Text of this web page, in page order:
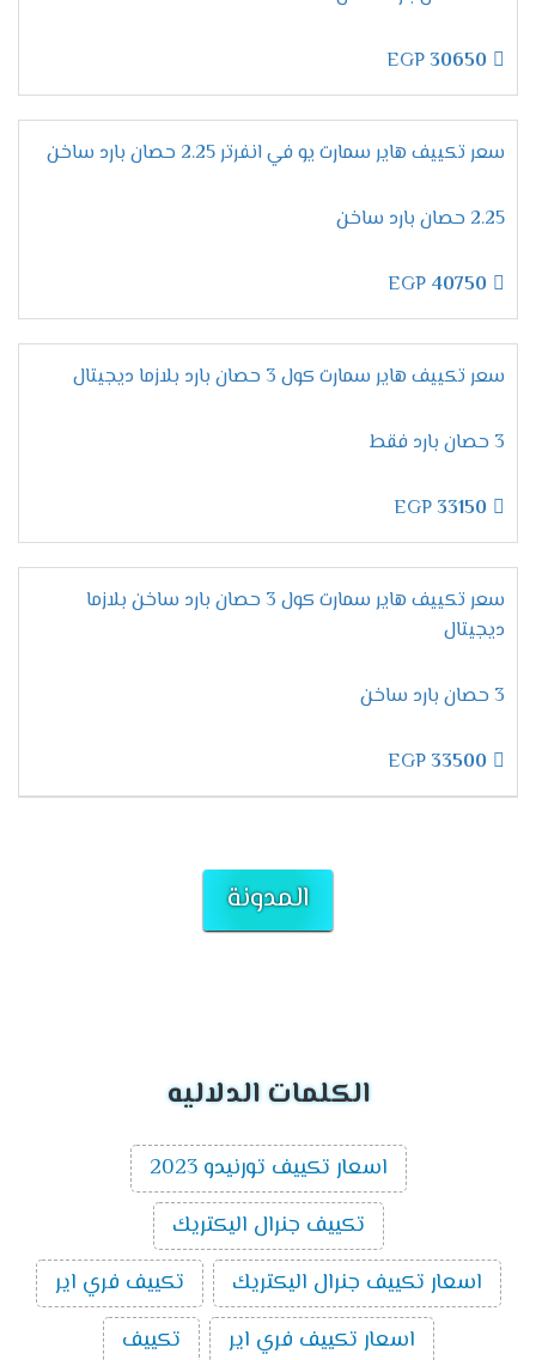
30650
سعر تكييف هاير سمارت يو في انفرتر 2.25 حصان بارد ساخن
2.25 حصان بارد ساخن
40750
سعر تكييف هاير سمارت كول 3 حصان بارد بلازما ديجيتال
3 حصان بارد فقط
33150
سعر تكييف هاير سمارت كول 3 حصان بارد ساخن بلازما
ديجيتال
3 حصان بارد ساخن
33500
المدونة
الكلمات الدلاليه
اسعار تكييف تورنيدو 2023
تكييف جنرال اليكتريك
اسعار تكييف جنرال اليكتريك
تكييف فري اير
اسعار تكييف فري اير
تكييف